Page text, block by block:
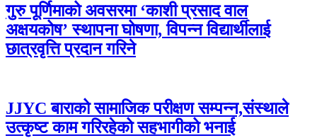
गुरु पूर्णिमाको अवसरमा ‘काशी प्रसाद वाल
अक्षयकोष’ स्थापना घोषणा, विपन्न विद्यार्थीलाई
छात्रवृत्ति प्रदान गरिने
JJYC बाराको सामाजिक परीक्षण सम्पन्न,संस्थाले
उत्कृष्ट काम गरिरहेको सहभागीको भनाई